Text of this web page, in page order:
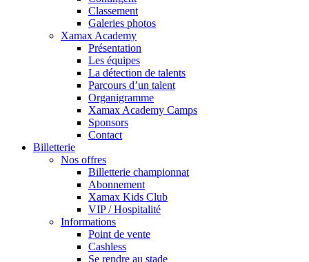
Classement
Galeries photos
Xamax Academy
Présentation
Les équipes
La détection de talents
Parcours d’un talent
Organigramme
Xamax Academy Camps
Sponsors
Contact
Billetterie
Nos offres
Billetterie championnat
Abonnement
Xamax Kids Club
VIP / Hospitalité
Informations
Point de vente
Cashless
Se rendre au stade